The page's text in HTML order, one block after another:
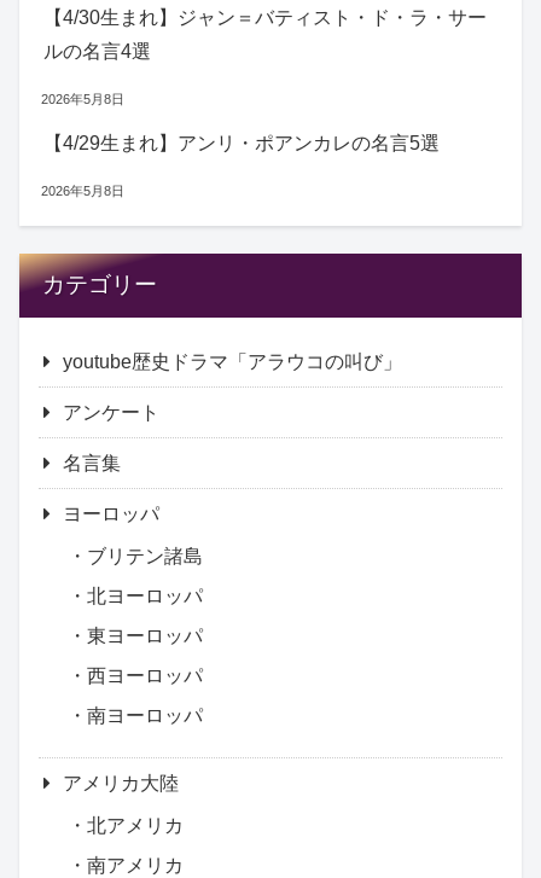
【4/30生まれ】ジャン＝バティスト・ド・ラ・サー
ルの名言4選
2026年5月8日
【4/29生まれ】アンリ・ポアンカレの名言5選
2026年5月8日
カテゴリー
youtube歴史ドラマ「アラウコの叫び」
アンケート
名言集
ヨーロッパ
ブリテン諸島
北ヨーロッパ
東ヨーロッパ
西ヨーロッパ
南ヨーロッパ
アメリカ大陸
北アメリカ
南アメリカ